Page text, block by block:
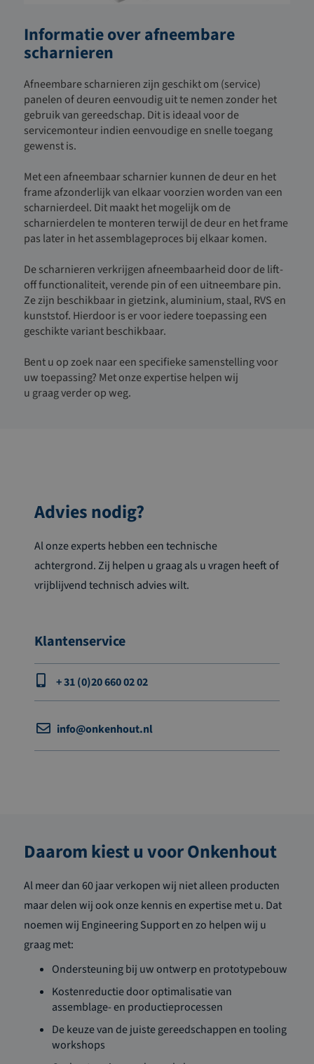
Informatie over afneembare
scharnieren
Afneembare scharnieren zijn geschikt om (service)
panelen of deuren eenvoudig uit te nemenzonder het
gebruik van gereedschap. Dit is ideaal voor de
servicemonteur indien eenvoudige en snelle toegang
gewenst is.
Met een afneembaar scharnier kunnen de deur en het
frame afzonderlijk van elkaar voorzien worden van een
scharnierdeel. Dit maakt het mogelijk om de
scharnierdelen te monteren terwijl de deur en het frame
pas later in het assemblageproces bij elkaar komen.
De scharnieren verkrijgen afneembaarheid door de lift-
off functionaliteit, verende pin of een uitneembare pin.
Ze zijn beschikbaar in gietzink, aluminium, staal, RVS en
kunststof. Hierdoor is er voor iedere toepassing een
geschikte variant beschikbaar.
Bent u op zoek naar een specifieke samenstelling voor
uw toepassing? Met onze expertise helpen wij
u graagverder op weg.
Advies nodig?
Al onze experts hebben een technische
achtergrond. Zij helpen u graag als u vragen heeft of
vrijblijvend technisch advies wilt.
Klantenservice
+ 31 (0)20 660 02 02
info@onkenhout.nl
Daarom kiest u voor Onkenhout
Al meer dan 60 jaar verkopen wij niet alleen producten
maar delen wij ook onze kennis en expertise met u. Dat
noemen wij Engineering Support en zo helpen wij u
graag met:
Ondersteuning bij uw ontwerp en prototypebouw
Kostenreductie door optimalisatie van
assemblage- en productieprocessen
De keuze van de juiste gereedschappen en tooling
workshops